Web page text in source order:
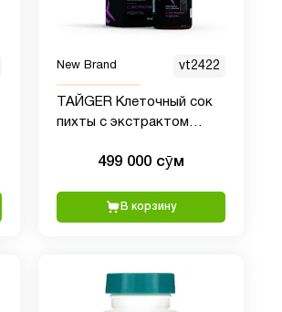
New Brand vt2422
ТАЙGER Клеточный сок
пихты с экстрактом
499 000 сӯм
В корзину